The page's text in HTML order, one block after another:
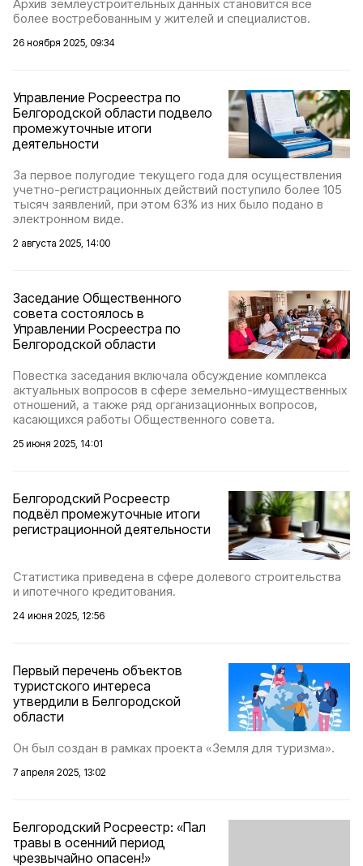
Архив землеустроительных данных становится всё
более востребованным у жителей и специалистов.
26 ноября 2025, 09:34
Управление Росреестра по
Белгородской области подвело
промежуточные итоги
деятельности
За первое полугодие текущего года для осуществления
учетно-регистрационных действий поступило более 105
тысяч заявлений, при этом 63% из них было подано в
электронном виде.
2 августа 2025, 14:00
Заседание Общественного
совета состоялось в
Управлении Росреестра по
Белгородской области
Повестка заседания включала обсуждение комплекса
актуальных вопросов в сфере земельно-имущественных
отношений, а также ряд организационных вопросов,
касающихся работы Общественного совета.
25 июня 2025, 14:01
Белгородский Росреестр
подвёл промежуточные итоги
регистрационной деятельности
Статистика приведена в сфере долевого строительства
и ипотечного кредитования.
24 июня 2025, 12:56
Первый перечень объектов
туристского интереса
утвердили в Белгородской
области
Он был создан в рамках проекта «Земля для туризма».
7 апреля 2025, 13:02
Белгородский Росреестр: «Пал
травы в осенний период
чрезвычайно опасен!»